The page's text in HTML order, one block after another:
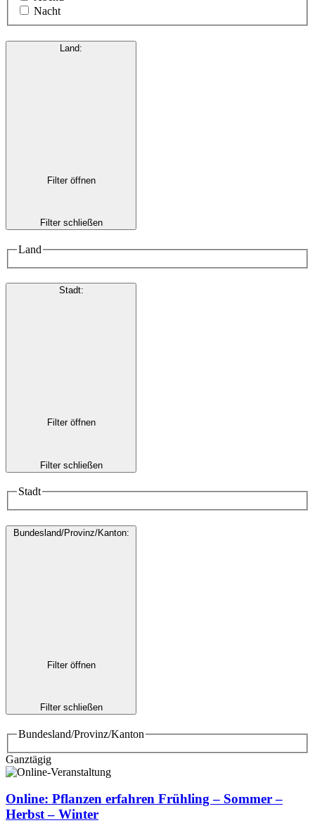
Nacht
Land:
Filter öffnen
Filter schließen
Land
Stadt:
Filter öffnen
Filter schließen
Stadt
Bundesland/Provinz/Kanton:
Filter öffnen
Filter schließen
Bundesland/Provinz/Kanton
Ganztägig
Online: Pflanzen erfahren Frühling – Sommer –
Herbst – Winter